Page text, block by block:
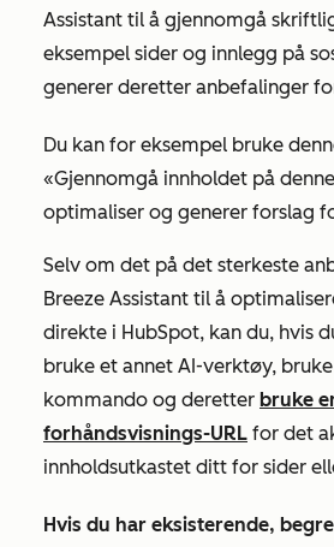
Assistant til å gjennomgå
eksempel sider og innlegg på
generer deretter anbefalinger
Du kan for eksempel bruke
«Gjennomgå innholdet på
optimaliser og generer forslag
Selv om det på det sterkeste
Breeze Assistant til å
direkte i HubSpot, kan du, hvis
bruke et annet AI-verktøy,
kommando og deretter bruke
forhåndsvisnings-URL for det
innholdsutkastet ditt for sider
Hvis du har eksisterende,